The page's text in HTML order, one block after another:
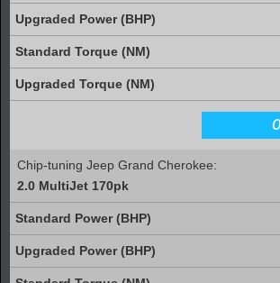
Chip-tuning Jeep Grand Cherokee:
2.0 MultiJet 170pk